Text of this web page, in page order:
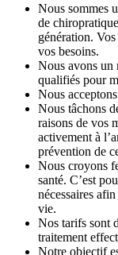
Nous sommes
de
génération.
vos besoins.
Nous avons un
qualifiés pour
Nous
Nous tâchons
raisons de vos
activement à
prévention de
Nous croyons
santé. C’est
nécessaires
vie.
Nos tarifs sont
traitement
Notre objectif